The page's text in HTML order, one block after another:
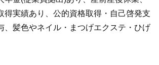
得実績あり、公的資格取得・自己啓発支
、髪色やネイル・まつげエクステ・ひげ